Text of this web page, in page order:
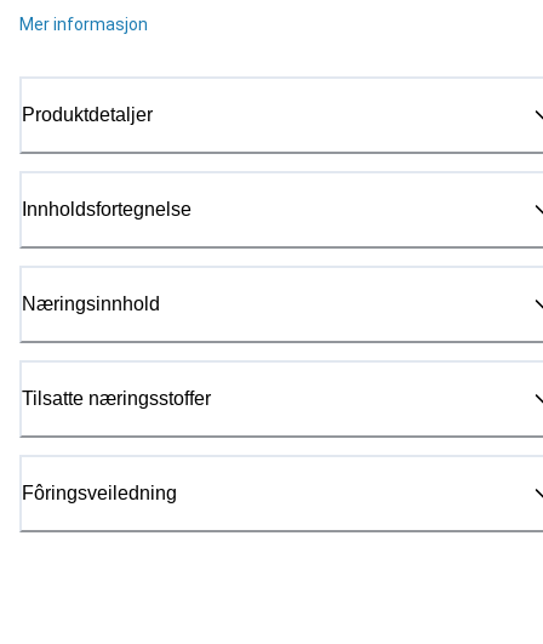
Mer informasjon
Produktdetaljer
Innholdsfortegnelse
Næringsinnhold
Tilsatte næringsstoffer
Fôringsveiledning